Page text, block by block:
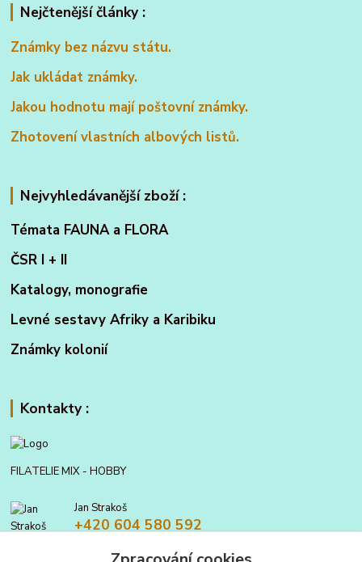
Nejčtenější články :
Známky bez názvu státu.
Jak ukládat známky.
Jakou hodnotu mají poštovní známky.
Zhotovení vlastních albových listů.
Nejvyhledávanější zboží :
Témata FAUNA a FLORA
ČSR I + II
Katalogy, monografie
Levné sestavy Afriky a Karibiku
Známky kolonií
Kontakty :
FILATELIE MIX - HOBBY
Jan Strakoš
+420 604 580 592
filatelie.mix@seznam.cz